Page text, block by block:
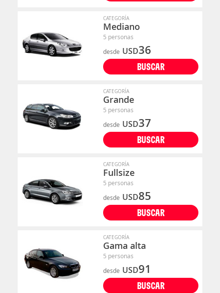
CATEGORÍA
Mediano
5 personas
desde USD36
BUSCAR
CATEGORÍA
Grande
5 personas
desde USD37
BUSCAR
CATEGORÍA
Fullsize
5 personas
desde USD85
BUSCAR
CATEGORÍA
Gama alta
5 personas
desde USD91
BUSCAR